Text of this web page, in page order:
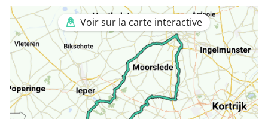
Voir sur la carte interactive